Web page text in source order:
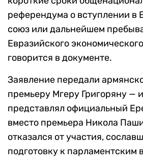
референдума о вступлении в
союз или дальнейшем
Евразийского
говорится в документе.
Заявление передали
премьеру Мгеру Григоряну —
представлял официальный
вместо премьера Никола
отказался от участия,
подготовку к парламентским